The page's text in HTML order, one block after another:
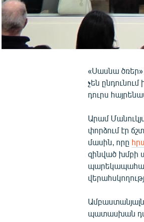
«Սասնա
չեն
դուրս
Արամ
փորձում էր
մասին, որը
զինված խմբի
պատասխան